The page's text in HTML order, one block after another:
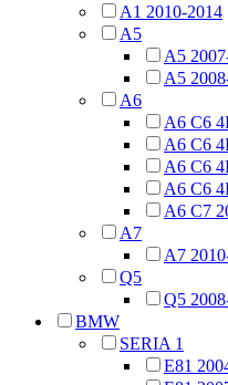
A1 2010-2014
A5
A5
A5
A6
A6 C6
A6 C6
A6 C6
A6 C6
A6 C7
A7
A7
Q5
Q5
BMW
SERIA 1
E81